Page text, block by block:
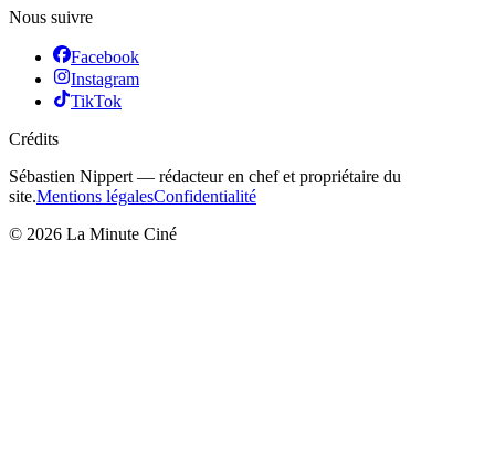
Nous suivre
Facebook
Instagram
TikTok
Crédits
Sébastien Nippert — rédacteur en chef et propriétaire du
site.Mentions légalesConfidentialité
© 2026 La Minute Ciné